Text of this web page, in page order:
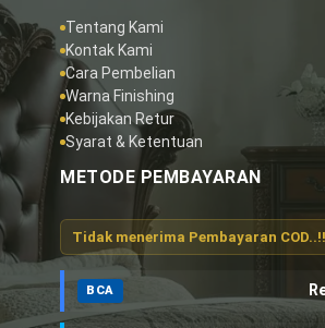
Tentang Kami
Kontak Kami
Cara Pembelian
Warna Finishing
Kebijakan Retur
Syarat & Ketentuan
METODE PEMBAYARAN
Tidak menerima Pembayaran
BCA